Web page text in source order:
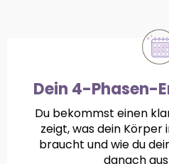
Dein 4-Phasen-
Du bekommst einen
zeigt, was dein Körper
braucht und wie du
danach